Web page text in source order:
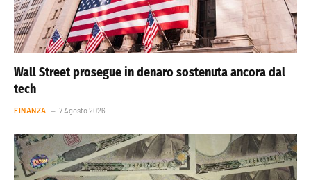
Wall Street prosegue in denaro sostenuta ancora dal
tech
FINANZA 7 Agosto 2026